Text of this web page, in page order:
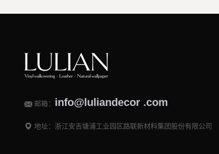
邮箱： info@luliandecor .com
地址：浙江安吉塘浦工业园区路联新材料集团股份有限公司